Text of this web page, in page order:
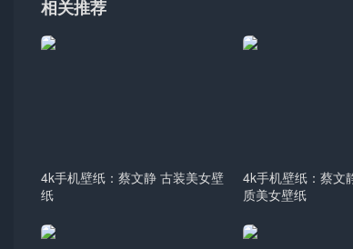
相关推荐
4k手机壁纸：蔡文静 古装美女壁
纸
4k手机壁纸：蔡文
质美女壁纸